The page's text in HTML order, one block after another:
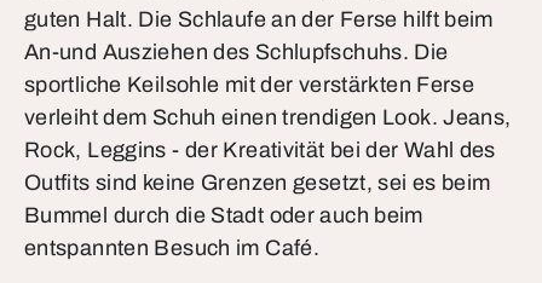
guten Halt. Die Schlaufe an der Ferse hilft beim
An-und Ausziehen des Schlupfschuhs. Die
sportliche Keilsohle mit der verstärkten Ferse
verleiht dem Schuh einen trendigen Look. Jeans,
Rock, Leggins - der Kreativität bei der Wahl des
Outfits sind keine Grenzen gesetzt, sei es beim
Bummel durch die Stadt oder auch beim
entspannten Besuch im Café.